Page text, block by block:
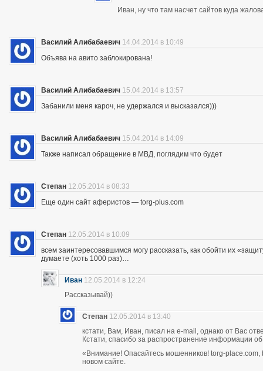
Иван, ну что там насчет сайтов куда
Василий Алибабаевич 14.04.2014 в 10:49
Объява на авито заблокирована!
Василий Алибабаевич 15.04.2014 в 13:57
Забанили меня кароч, не удержался и высказался)))
Василий Алибабаевич 15.04.2014 в 14:09
Также написал обращение в МВД, поглядим что будет
Степан 12.05.2014 в 08:33
Еще один сайт аферистов — torg-plus.com
Степан 12.05.2014 в 10:09
всем заинтересовавшимся могу рассказать, как обойти их
думаете (хоть 1000 раз)…
Иван 12.05.2014 в 12:24
Рассказывай))
Степан 12.05.2014 в 13:40
кстати, Вам, Иван, писал на e-mail, однако от Вас
Кстати, спасибо за распространение информации
«Внимание! Опасайтесь мошенников! torg-place.com,
новом сайте.